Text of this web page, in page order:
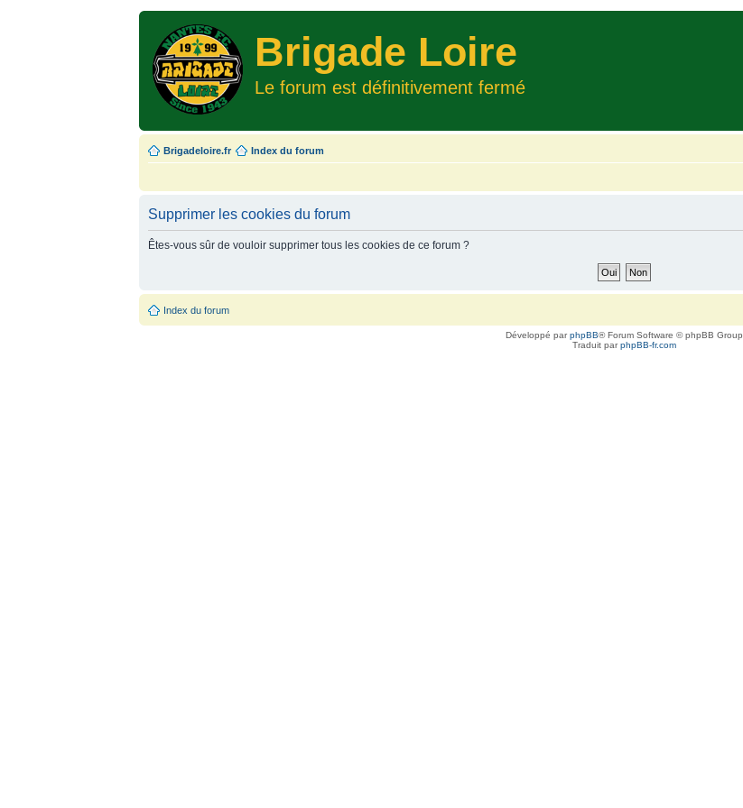
Brigade Loire
Le forum est définitivement fermé
Brigadeloire.fr Index du forum
Supprimer les cookies du forum
Êtes-vous sûr de vouloir supprimer tous les cookies de ce forum ?
Index du forum
Développé parphpBB® Forum Software © phpBB Group
Traduit parphpBB-fr.com